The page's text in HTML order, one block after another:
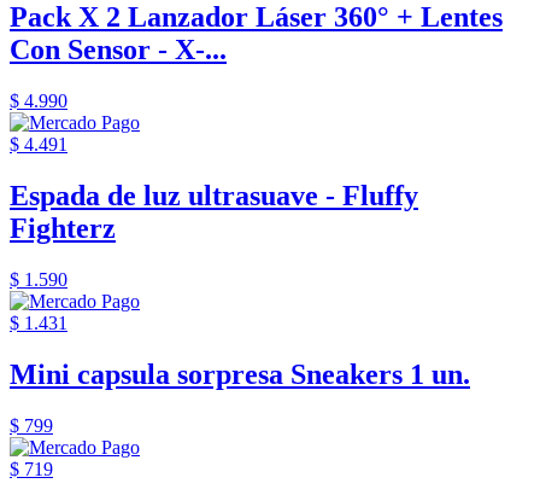
Pack X 2 Lanzador Láser 360° + Lentes
Con Sensor - X-...
$ 4.990
$ 4.491
Espada de luz ultrasuave - Fluffy
Fighterz
$ 1.590
$ 1.431
Mini capsula sorpresa Sneakers 1 un.
$ 799
$ 719